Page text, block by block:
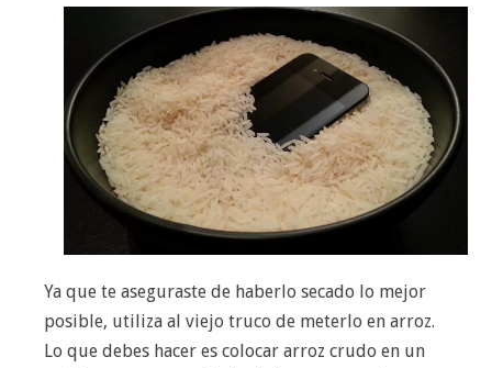
Ya que te aseguraste de haberlo secado lo mejor
posible, utiliza al viejo truco de meterlo en arroz.
Lo que debes hacer es colocar arroz crudo en un